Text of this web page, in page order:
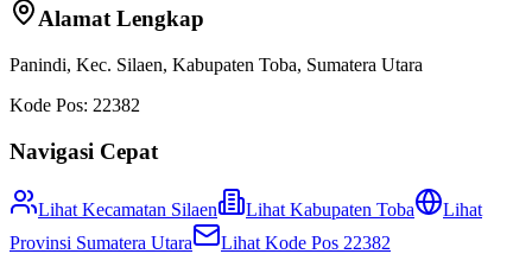
Alamat Lengkap
Panindi, Kec. Silaen, Kabupaten Toba, Sumatera Utara
Kode Pos: 22382
Navigasi Cepat
Lihat Kecamatan Silaen Lihat Kabupaten Toba
Lihat
Provinsi Sumatera Utara Lihat Kode Pos 22382